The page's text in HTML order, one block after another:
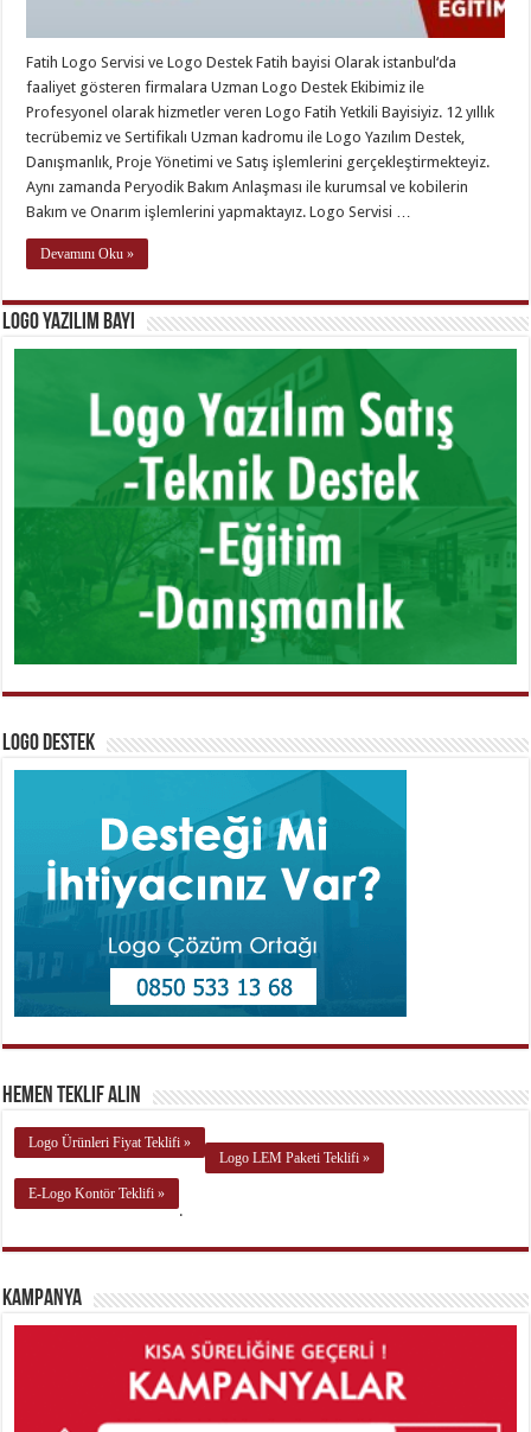
Fatih Logo Servisi ve Logo Destek Fatih bayisi Olarak istanbul‘da
faaliyet gösteren firmalara Uzman Logo Destek Ekibimiz ile
Profesyonel olarak hizmetler veren Logo Fatih Yetkili Bayisiyiz. 12 yıllık
tecrübemiz ve Sertifikalı Uzman kadromu ile Logo Yazılım Destek,
Danışmanlık, Proje Yönetimi ve Satış işlemlerini gerçekleştirmekteyiz.
Aynı zamanda Peryodik Bakım Anlaşması ile kurumsal ve kobilerin
Bakım ve Onarım işlemlerini yapmaktayız. Logo Servisi …
Devamını Oku »
Logo Yazılım Bayi
Logo Destek
Hemen Teklif Alın
Logo Ürünleri Fiyat Teklifi »
Logo LEM Paketi Teklifi »
E-Logo Kontör Teklifi »
.
Kampanya